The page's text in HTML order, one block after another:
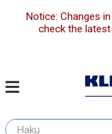
Notice: Changes
check the